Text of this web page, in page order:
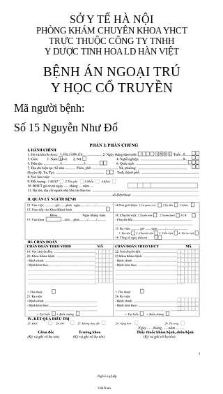
SỞ Y TẾ HÀ NỘI
PHÒNG KHÁM CHUYÊN KHOA YHCT
TRỰC THUỘC CÔNG TY TNHH
Y DƯỢC TINH HOA LD HÀN VIỆT
BỆNH ÁN NGOẠI TRÚ
Y HỌC CỔ TRUYỀN
Mã người bệnh:
Số 15 Nguyễn Như Đổ
1. Họ và tên (In
hoa):
1 9 9 5
8
8
X
X
Nghề nghiệp
Việt Nam